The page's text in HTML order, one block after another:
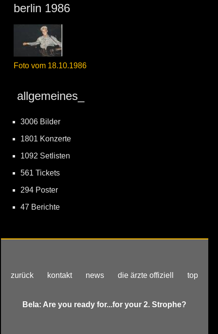
berlin 1986
Foto vom 18.10.1986
allgemeines_
3006 Bilder
1801 Konzerte
1092 Setlisten
561 Tickets
294 Poster
47 Berichte
zurück kontakt news die ärzte offiziell top
Bela: Are you ready for...for your 2. Strophe?